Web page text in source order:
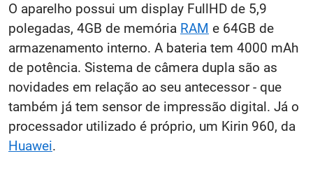
O aparelho possui um display FullHD de 5,9
polegadas, 4GB de memória RAM e 64GB de
armazenamento interno. A bateria tem 4000 mAh
de potência. Sistema de câmera dupla são as
novidades em relação ao seu antecessor - que
também já tem sensor de impressão digital. Já o
processador utilizado é próprio, um Kirin 960, da
Huawei.